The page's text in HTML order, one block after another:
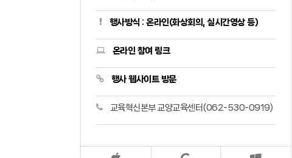
행사방식 : 온라인(화상회의, 실시간영상 등)
온라인 참여 링크
행사 웹사이트 방문
교육혁신본부 교양교육센터(062-530-0919)